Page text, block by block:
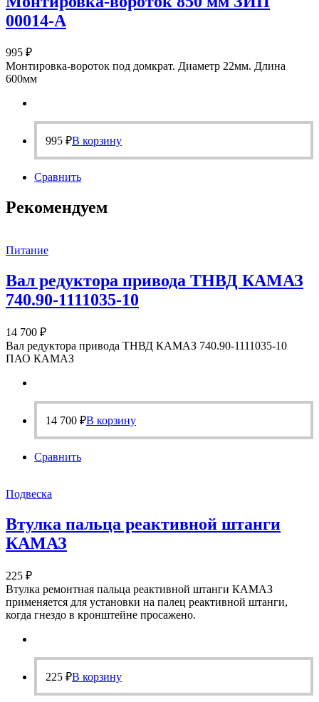
00014-А
995 ₽
Монтировка-вороток под домкрат. Диаметр 22мм. Длина
600мм
995 ₽В корзину
Сравнить
Рекомендуем
Питание
Вал редуктора привода ТНВД КАМАЗ
740.90-1111035-10
14 700 ₽
Вал редуктора привода ТНВД КАМАЗ 740.90-1111035-10
ПАО КАМАЗ
14 700 ₽В корзину
Сравнить
Подвеска
Втулка пальца реактивной штанги
КАМАЗ
225 ₽
Втулка ремонтная пальца реактивной штанги КАМАЗ
применяется для установки на палец реактивной штанги,
когда гнездо в кронштейне просажено.
225 ₽В корзину